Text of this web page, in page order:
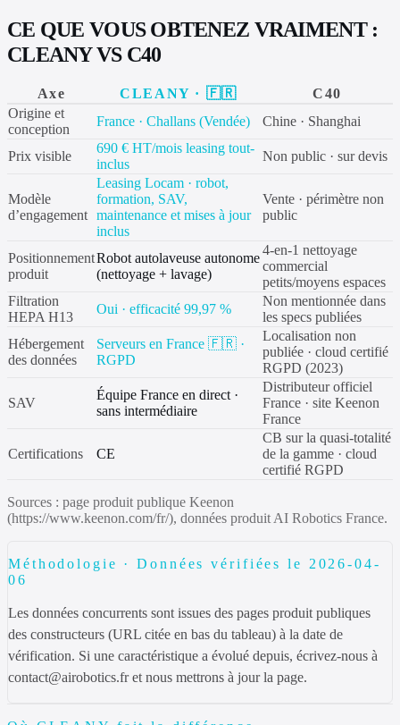
CE QUE VOUS OBTENEZ VRAIMENT :
CLEANY VS C40
Axe CLEANY · 🇫🇷
C40
Origine et
conception
France · Challans (Vendée) Chine · Shanghai
Prix visible
690 € HT/mois leasing tout-
inclus
Non public · sur devis
Modèle
d’engagement
Leasing Locam · robot,
formation, SAV,
maintenance et mises à jour
inclus
Vente · périmètre non
public
Positionnement
produit
Robot autolaveuse autonome
(nettoyage + lavage)
4-en-1 nettoyage
commercial
petits/moyens espaces
Filtration
HEPA H13
Oui · efficacité 99,97 %
Non mentionnée dans
les specs publiées
Hébergement
des données
Serveurs en France 🇫🇷 ·
RGPD
Localisation non
publiée · cloud certifié
RGPD (2023)
SAV
Équipe France en direct ·
sans intermédiaire
Distributeur officiel
France · site Keenon
France
Certifications CE
CB sur la quasi-totalité
de la gamme · cloud
certifié RGPD
Sources : page produit publique Keenon
(https://www.keenon.com/fr/), données produit AI Robotics France.
Méthodologie ·
Données vérifiées le 2026-04-
06
Les données concurrents sont issues des pages produit publiques
des constructeurs (URL citée en bas du tableau) à la date de
vérification. Si une caractéristique a évolué depuis, écrivez-nous à
contact@airobotics.fr et nous mettrons à jour la page.